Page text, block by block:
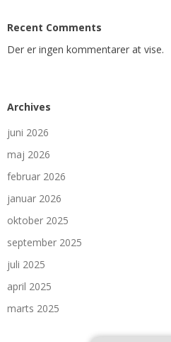
Recent Comments
Der er ingen kommentarer at vise.
Archives
juni 2026
maj 2026
februar 2026
januar 2026
oktober 2025
september 2025
juli 2025
april 2025
marts 2025